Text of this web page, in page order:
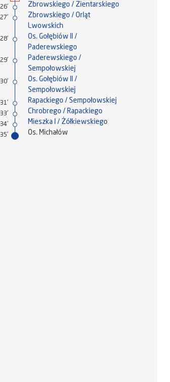
26' Zbrowskiego / Zientarskiego
27'
Zbrowskiego / Orląt
Lwowskich
28'
Os. Gołębiów II /
Paderewskiego
29'
Paderewskiego /
Sempołowskiej
30'
Os. Gołębiów II /
Sempołowskiej
31' Rapackiego / Sempołowskiej
33' Chrobrego / Rapackiego
34' Mieszka I / Żółkiewskiego
35' Os. Michałów